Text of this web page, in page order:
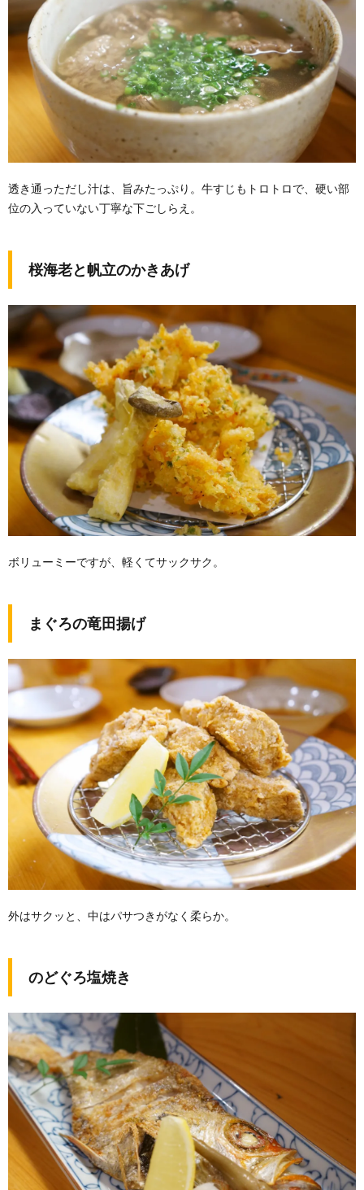
透き通っただし汁は、旨みたっぷり。牛すじもトロトロで、硬い部
位の入っていない丁寧な下ごしらえ。
桜海老と帆立のかきあげ
ボリューミーですが、軽くてサックサク。
まぐろの竜田揚げ
外はサクッと、中はパサつきがなく柔らか。
のどぐろ塩焼き